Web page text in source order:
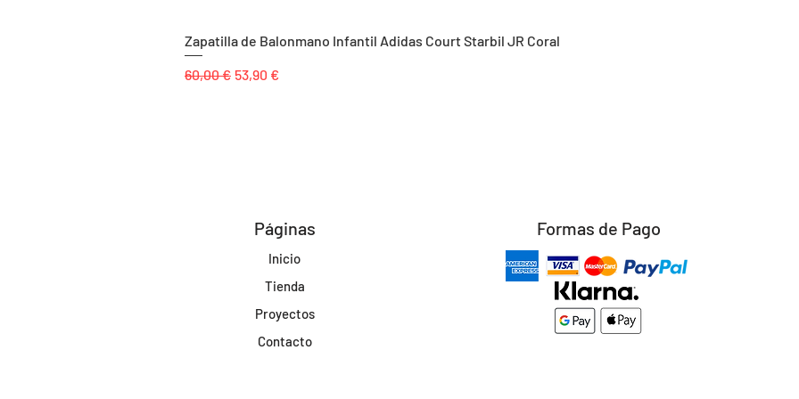
Zapatilla de Balonmano Infantil Adidas Court Starbil JR Coral
Precio
60,00 € Precio de oferta
53,90 €
Páginas
Inicio
Tienda
Proyectos
Contacto
Formas de Pago